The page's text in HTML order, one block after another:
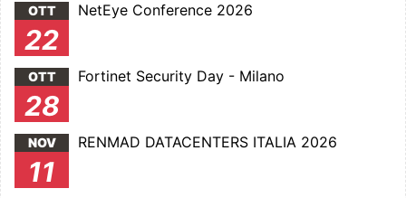
OTT
22
NetEye Conference 2026
OTT
28
Fortinet Security Day - Milano
NOV
11
RENMAD DATACENTERS ITALIA 2026